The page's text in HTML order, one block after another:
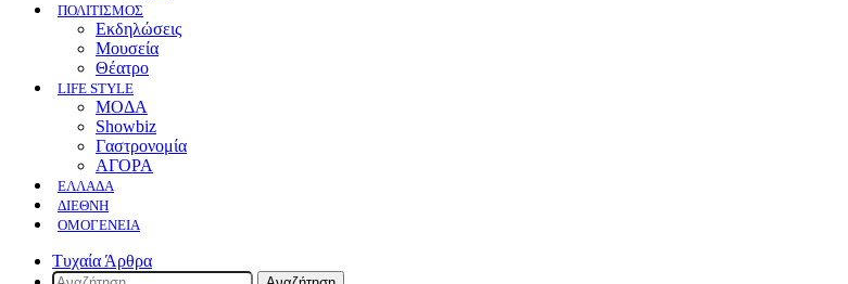
ΠΟΛΙΤΙΣΜΟΣ
Eκδηλώσεις
Mουσεία
Θέατρο
LIFE STYLE
ΜΟΔΑ
Showbiz
Γαστρονομία
ΑΓΟΡΑ
ΕΛΛΆΔΑ
ΔΙΕΘΝΉ
ΟΜΟΓΈΝΕΙΑ
Τυχαία Άρθρα